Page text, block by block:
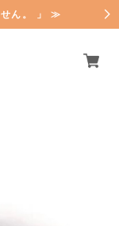
せん。 」 ≫